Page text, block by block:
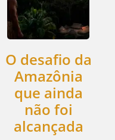
O desafio da
Amazônia
que ainda
não foi
alcançada